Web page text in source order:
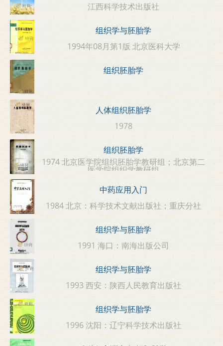
江西科学技术出版社
组织学与胚胎学
1994年08月第1版 北京医科大学
组织胚胎学
人体组织胚胎学
1978
组织胚胎学
1974 北京医学院组织胚胎学教研组；北京第二
医学院组织学教研组
中药应用入门
1984 北京：科学技术文献出版社；重庆分社
组织学与胚胎学
1991 海口：南海出版公司
组织学与胚胎学
1993 西安：陕西人民教育出版社
组织学与胚胎学
1996 沈阳：辽宁科学技术出版社